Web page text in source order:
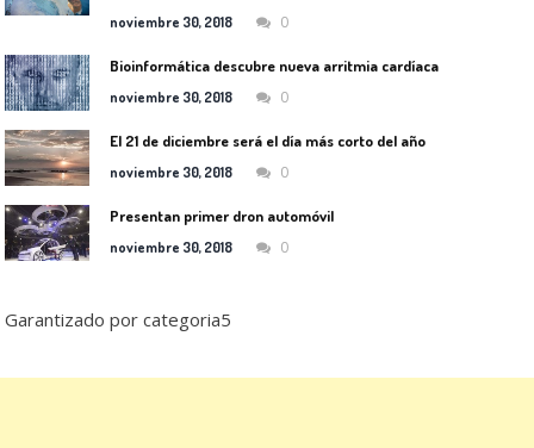
noviembre 30, 2018 0
Bioinformática descubre nueva arritmia cardíaca
noviembre 30, 2018 0
El 21 de diciembre será el día más corto del año
noviembre 30, 2018 0
Presentan primer dron automóvil
noviembre 30, 2018 0
Garantizado por categoria5